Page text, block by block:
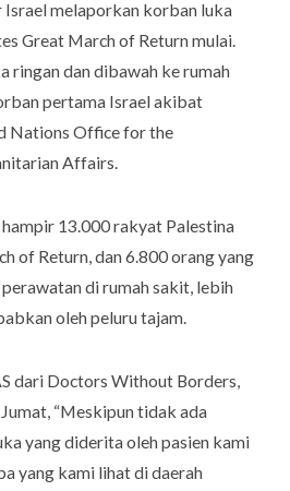
Israel melaporkan korban luka
Great March of Returnmulai.
ringan dan dibawah ke rumah
pertama Israel akibat
Nations Office for the
Affairs.
13.000 rakyat Palestina
of Return, dan 6.800 orang yang
di rumah sakit, lebih
oleh peluru tajam.
dari Doctors Without Borders,
“Meskipun tidak ada
yang diderita oleh pasien kami
yang kami lihat di daerah